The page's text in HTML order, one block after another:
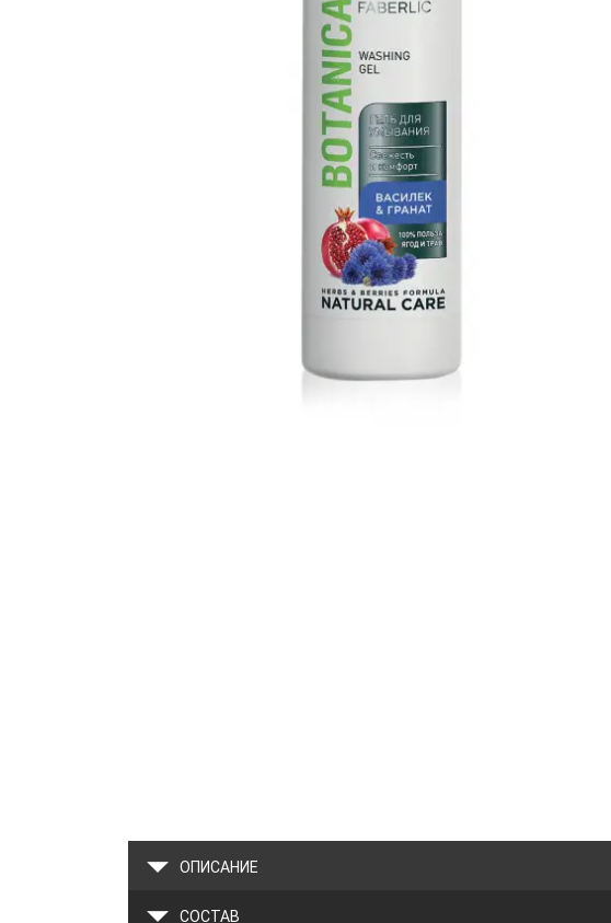
ОПИСАНИЕ
СОСТАВ